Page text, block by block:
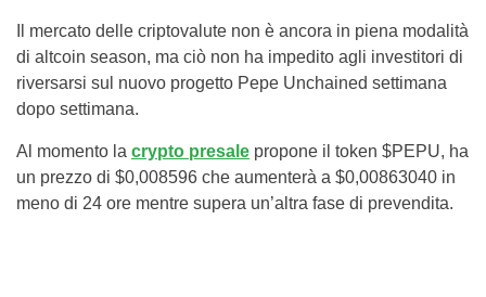
Il mercato delle criptovalute non è ancora in piena modalità
di altcoin season, ma ciò non ha impedito agli investitori di
riversarsi sul nuovo progetto Pepe Unchained settimana
dopo settimana.
Al momento la crypto presale propone il token $PEPU, ha
un prezzo di $0,008596 che aumenterà a $0,00863040 in
meno di 24 ore mentre supera un’altra fase di prevendita.